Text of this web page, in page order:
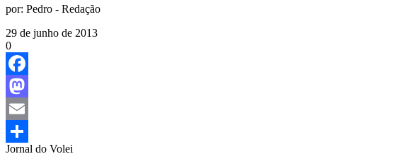
por: Pedro - Redação
29 de junho de 2013
0
Facebook
Mastodon
Email
Share
Jornal do Volei